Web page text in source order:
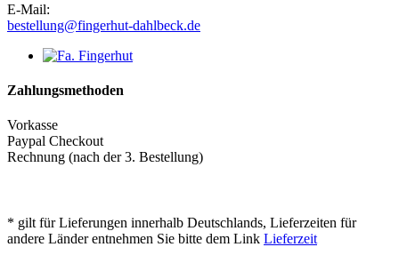
E-Mail:
bestellung@fingerhut-dahlbeck.de
Zahlungsmethoden
Vorkasse
Paypal Checkout
Rechnung (nach der 3. Bestellung)
* gilt für Lieferungen innerhalb Deutschlands, Lieferzeiten für
andere Länder entnehmen Sie bitte dem Link Lieferzeit